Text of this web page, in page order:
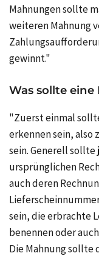
Mahnungen sollte
weiteren Mahnung
gewinnt."
Was sollte
"Zuerst einmal
erkennen sein, also
sein. Generell sollte
ursprünglichen
auch deren
sein, die erbrachte
benennen oder
Die Mahnung